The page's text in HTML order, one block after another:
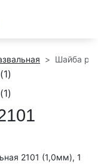
Шайба
2101 (1,0мм), 1